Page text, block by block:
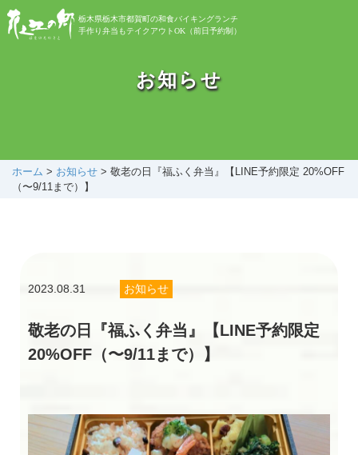
栃木県栃木市都賀町の和食バイキングランチ
手作り弁当もテイクアウトOK（前日予約制）
お知らせ
お弁当
アクセス
お知らせ
ホーム > お知らせ > 敬老の日『福ふく弁当』【LINE予約限定 20%OFF
（〜9/11まで）】
2023.08.31 お知らせ
敬老の日『福ふく弁当』【LINE予約限定
20%OFF（〜9/11まで）】